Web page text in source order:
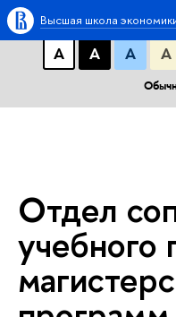
A A A
А
А А А
Высшая школа
Отдел
учебного